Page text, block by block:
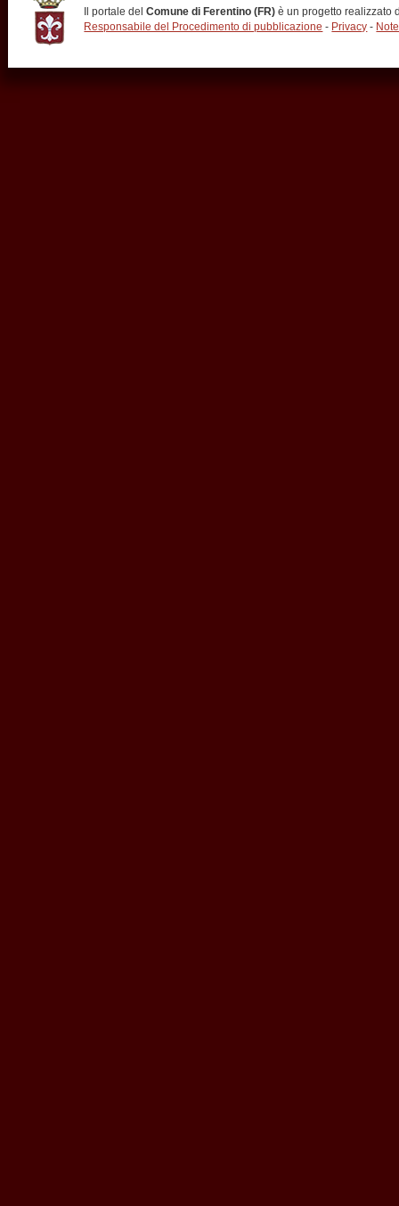
Il portale delComune di Ferentino (FR) è un progetto realizzato
Responsabile del Procedimento di pubblicazione - Privacy -